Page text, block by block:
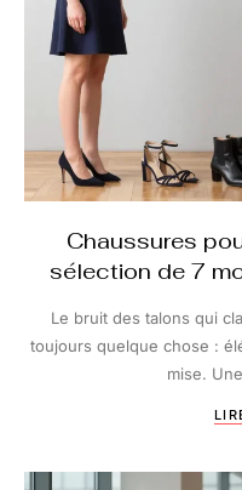
Chaussures
sélection de 7
Le bruit des talons qui
toujours quelque chose :
mise.